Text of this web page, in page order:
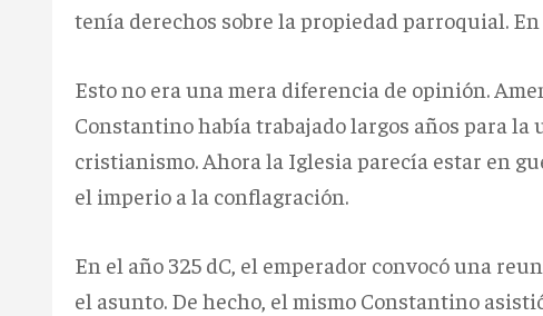
tenía derechos sobre la propiedad parroquial.
Esto no era una mera diferencia de opinión.
Constantino había trabajado largos años para
cristianismo. Ahora la Iglesia parecía estar en
el imperio a la conflagración.
En el año 325 dC, el emperador convocó una
el asunto. De hecho, el mismo Constantino